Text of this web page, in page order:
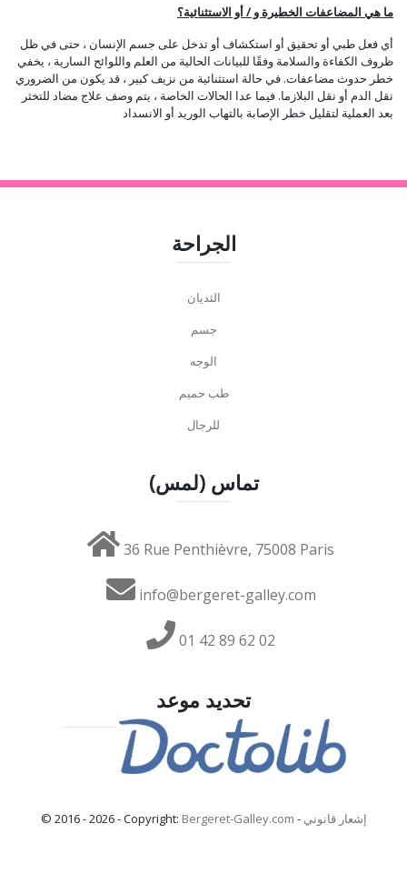
ما هي المضاعفات الخطيرة و / أو الاستثنائية؟
أي فعل طبي أو تحقيق أو استكشاف أو تدخل على جسم الإنسان ، حتى في ظل
ظروف الكفاءة والسلامة وفقًا للبيانات الحالية من العلم واللوائح السارية ، يخفي
خطر حدوث مضاعفات. في حالة استثنائية من نزيف كبير ، قد يكون من الضروري
نقل الدم أو نقل البلازما. فيما عدا الحالات الخاصة ، يتم وصف علاج مضاد للتخثر
بعد العملية لتقليل خطر الإصابة بالتهاب الوريد أو الانسداد
الجراحة
الثديان
جسم
الوجه
طب حميم
للرجال
تماس (لمس)
36 Rue Penthièvre, 75008 Paris
info@bergeret-galley.com
01 42 89 62 02
تحديد موعد
© 2016 - 2026 - Copyright: Bergeret-Galley.com - إشعار قانوني